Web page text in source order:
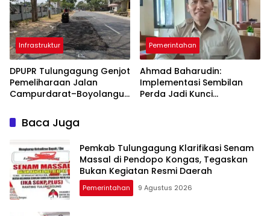
Infrastruktur
DPUPR Tulungagung Genjot
Pemeliharaan Jalan
Campurdarat–Boyolangu,
Diperbaiki
Pemerintahan
Ahmad Baharudin:
Implementasi Sembilan
Perda Jadi Kunci
Baca Juga
Pemkab Tulungagung Klarifikasi Senam
Massal di Pendopo Kongas, Tegaskan
Bukan Kegiatan Resmi Daerah
Pemerintahan 9 Agustus 2026